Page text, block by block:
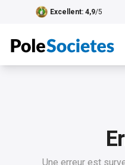
Excellent: 4,9/5
Une erreur est